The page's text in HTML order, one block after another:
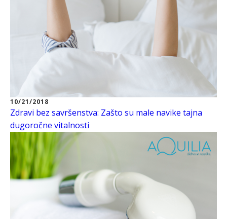
10/21/2018
Zdravi bez savršenstva: Zašto su male navike tajna
dugoročne vitalnosti